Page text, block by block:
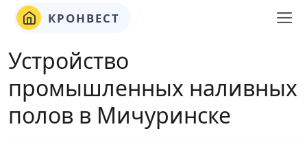
КРОНВЕСТ
Устройство
промышленных наливных
полов в Мичуринске